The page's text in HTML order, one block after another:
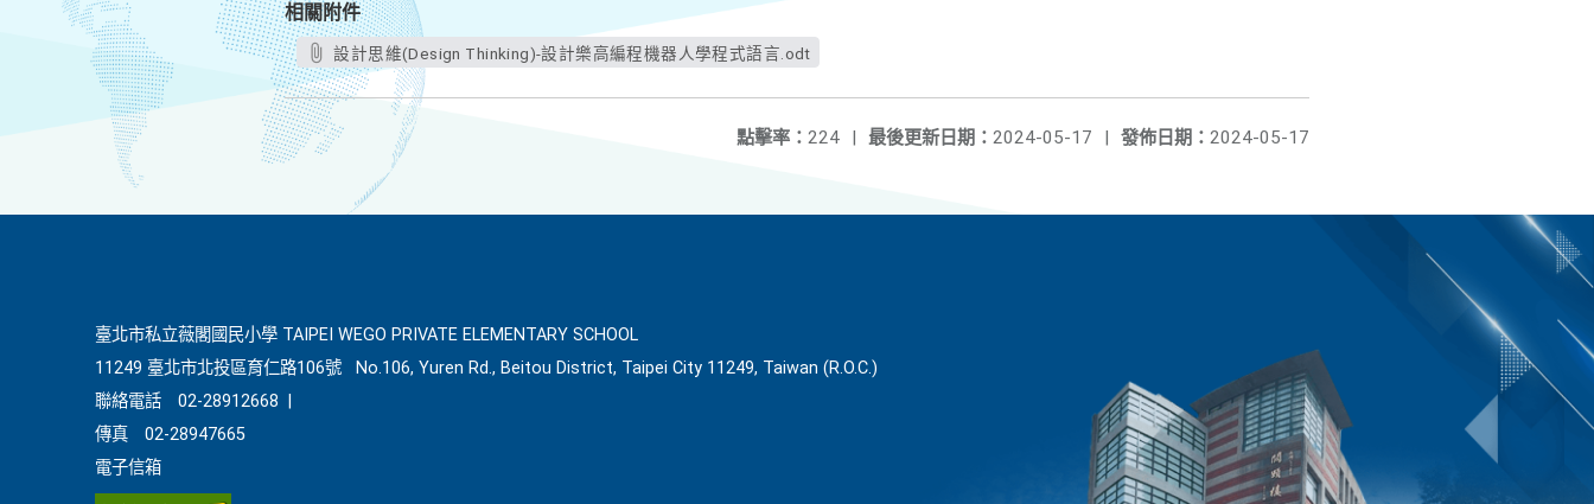
相關附件
設計思維(Design Thinking)-設計樂高編程機器人學程式語言.odt
發佈日期： 2024-05-17
最後更新日期： 2024-05-17 |
點擊率： 224 |
臺北市私立薇閣國民小學 TAIPEI WEGO PRIVATE ELEMENTARY SCHOOL
11249 臺北市北投區育仁路106號
No.106, Yuren Rd., Beitou District, Taipei City 11249, Taiwan (R.O.C.)
聯絡電話
02-28912668
傳真
02-28947665
電子信箱